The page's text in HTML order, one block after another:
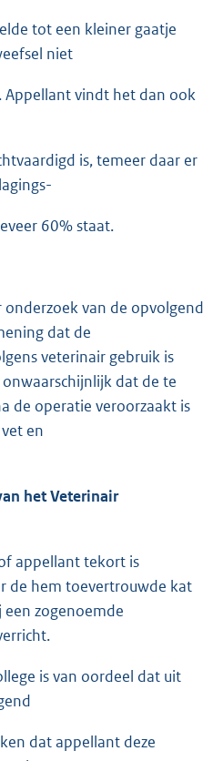
tot een kleiner gaatje
niet
vindt het dan ook
is, temeer daar er
60% staat.
van de opvolgend
dat de
veterinair gebruik is
dat de te
de operatie veroorzaakt is
en
het Veterinair
appellant tekort is
de hem toevertrouwde kat
zogenoemde
is van oordeel dat uit
dat appellant deze